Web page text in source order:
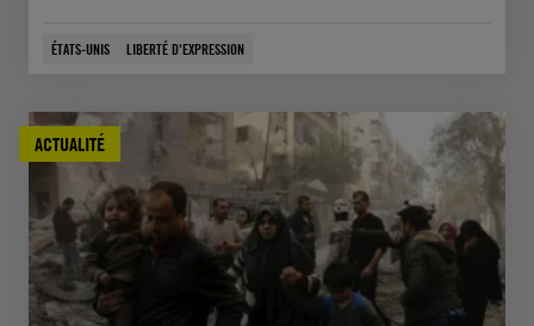
ÉTATS-UNIS LIBERTÉ D'EXPRESSION
ACTUALITÉ